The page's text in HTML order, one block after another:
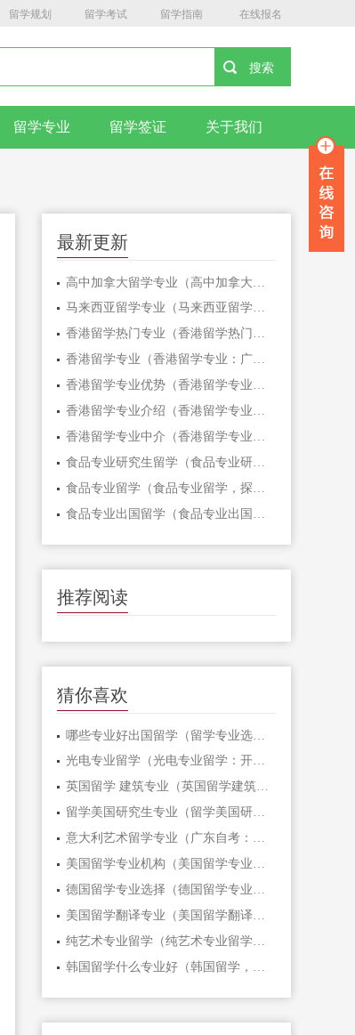
留学规划 留学考试 留学指南 在线报名
留学专业 留学签证 关于我们
最新更新
马来西亚留学专业（马来西亚留学专业解析）
香港留学热门专业（香港留学热门专业盘点：追求国际化教育的新选择）
香港留学专业（香港留学专业：广东自考招生老师带你揭秘）
香港留学专业优势（香港留学专业优势，开启职场新征程！）
香港留学专业介绍（香港留学专业介绍：选择理想之路）
香港留学专业中介（香港留学专业中介，为你打开留学之门！）
食品专业研究生留学（食品专业研究生留学：探索美食世界的新征程！）
推荐阅读
猜你喜欢
哪些专业好出国留学（留学专业选择指南：探索最佳出国留学专业！）
光电专业留学（光电专业留学：开启科技创新之路）
英国留学 建筑专业（英国留学建筑专业：探索创新设计与城市发展的前沿之路）
留学美国研究生专业（留学美国研究生专业：开启国际学术之门！）
意大利艺术留学专业（广东自考：意大利艺术留学专业解析）
美国留学专业机构（美国留学专业机构：全方位服务，助您圆梦！）
德国留学专业选择（德国留学专业选择指南）
美国留学翻译专业（美国留学翻译专业：开启跨文化交流之门）
纯艺术专业留学（纯艺术专业留学：开启创意之旅）